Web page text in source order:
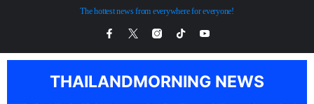
The hottest news from everywhere for everyone!
THAILANDMORNING NEWS